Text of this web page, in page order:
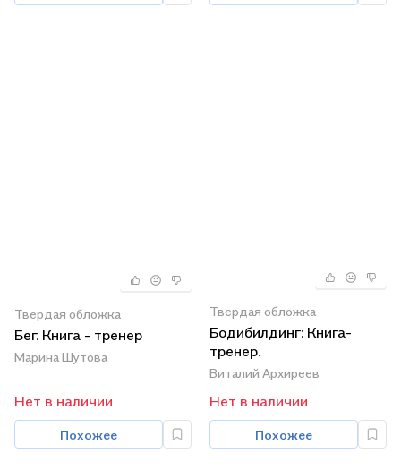
Твердая обложка
Бег. Книга - тренер
Марина Шутова
Нет в наличии
Похожее
Твердая обложка
Бодибилдинг: Книга-
тренер.
Виталий Архиреев
Нет в наличии
Похожее